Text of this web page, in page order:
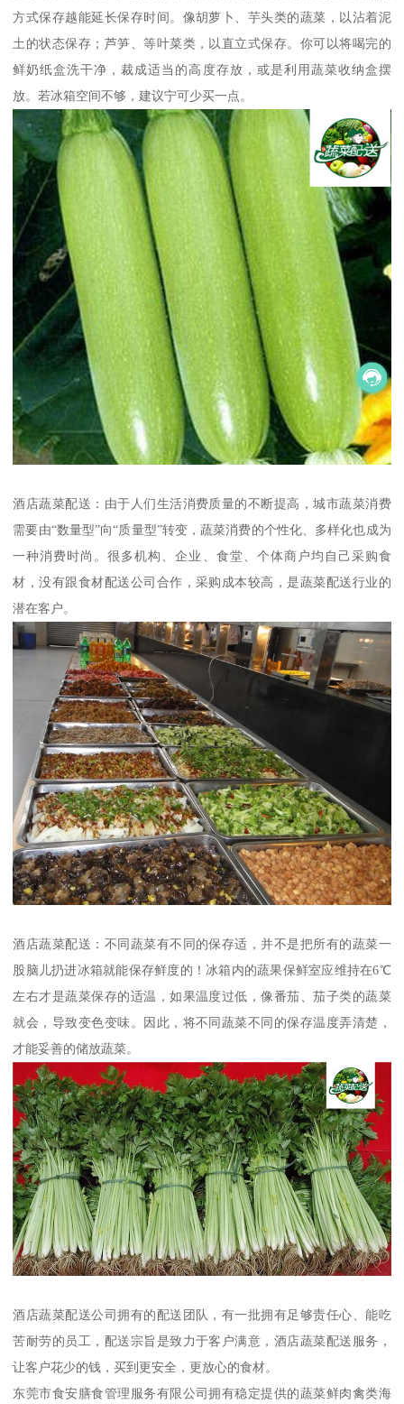
方式保存越能延长保存时间。像胡萝卜、芋头类的蔬菜，以沾着泥
土的状态保存；芦笋、等叶菜类，以直立式保存。你可以将喝完的
鲜奶纸盒洗干净，裁成适当的高度存放，或是利用蔬菜收纳盒摆
放。若冰箱空间不够，建议宁可少买一点。
酒店蔬菜配送：由于人们生活消费质量的不断提高，城市蔬菜消费
需要由“数量型”向“质量型”转变，蔬菜消费的个性化、多样化也成为
一种消费时尚。很多机构、企业、食堂、个体商户均自己采购食
材，没有跟食材配送公司合作，采购成本较高，是蔬菜配送行业的
潜在客户。
酒店蔬菜配送：不同蔬菜有不同的保存适，并不是把所有的蔬菜一
股脑儿扔进冰箱就能保存鲜度的！冰箱内的蔬果保鲜室应维持在6℃
左右才是蔬菜保存的适温，如果温度过低，像番茄、茄子类的蔬菜
就会，导致变色变味。因此，将不同蔬菜不同的保存温度弄清楚，
才能妥善的储放蔬菜。
酒店蔬菜配送公司拥有的配送团队，有一批拥有足够责任心、能吃
苦耐劳的员工，配送宗旨是致力于客户满意，酒店蔬菜配送服务，
让客户花少的钱，买到更安全，更放心的食材。
东莞市食安膳食管理服务有限公司拥有稳定提供的蔬菜鲜肉禽类海